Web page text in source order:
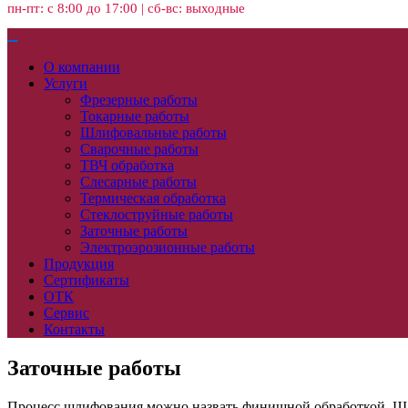
пн-пт: с 8:00 до 17:00 | сб-вс: выходные
О компании
Услуги
Фрезерные работы
Токарные работы
Шлифовальные работы
Сварочные работы
ТВЧ обработка
Слесарные работы
Термическая обработка
Стеклоструйные работы
Заточные работы
Электроэрозионные работы
Продукция
Сертификаты
ОТК
Сервис
Контакты
Заточные работы